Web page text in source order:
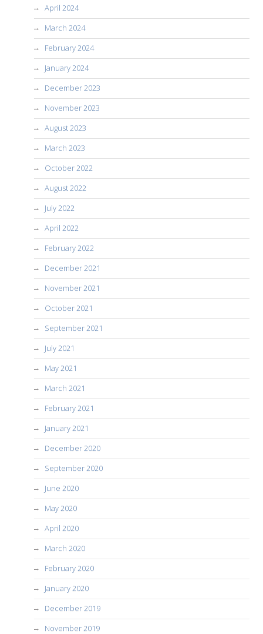
April 2024
March 2024
February 2024
January 2024
December 2023
November 2023
August 2023
March 2023
October 2022
August 2022
July 2022
April 2022
February 2022
December 2021
November 2021
October 2021
September 2021
July 2021
May 2021
March 2021
February 2021
January 2021
December 2020
September 2020
June 2020
May 2020
April 2020
March 2020
February 2020
January 2020
December 2019
November 2019